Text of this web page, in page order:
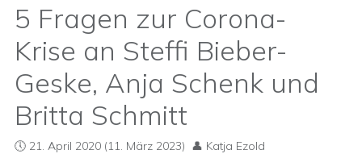
5 Fragen zur Corona-
Krise an Steffi Bieber-
Geske, Anja Schenk und
Britta Schmitt
21. April 2020 (11. März 2023) Katja Ezold